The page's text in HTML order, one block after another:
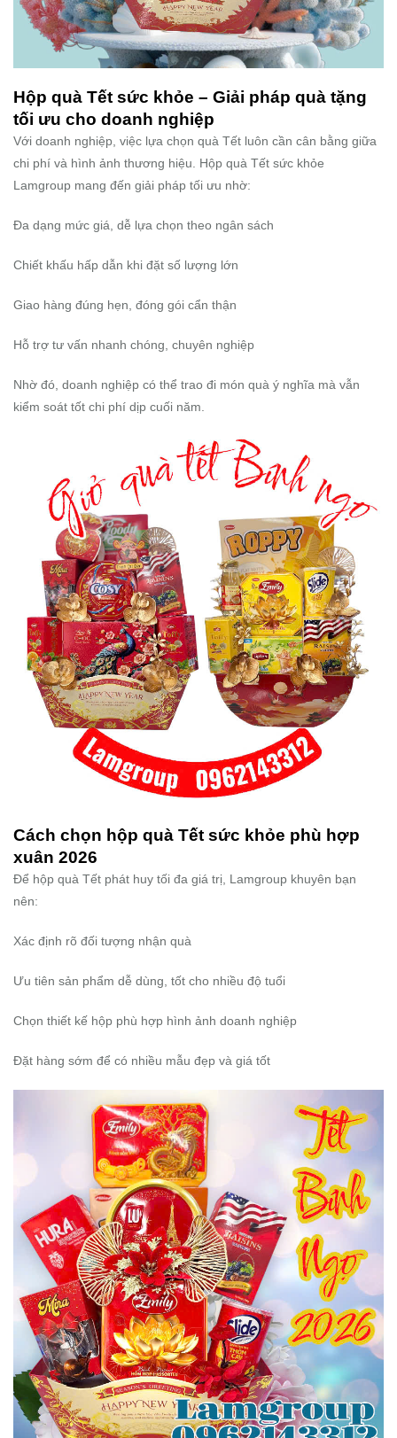
Hộp quà Tết sức khỏe – Giải pháp quà tặng
tối ưu cho doanh nghiệp
Với doanh nghiệp, việc lựa chọn quà Tết luôn cần cân bằng giữa
chi phí và hình ảnh thương hiệu. Hộp quà Tết sức khỏe
Lamgroup mang đến giải pháp tối ưu nhờ:
Đa dạng mức giá, dễ lựa chọn theo ngân sách
Chiết khấu hấp dẫn khi đặt số lượng lớn
Giao hàng đúng hẹn, đóng gói cẩn thận
Hỗ trợ tư vấn nhanh chóng, chuyên nghiệp
Nhờ đó, doanh nghiệp có thể trao đi món quà ý nghĩa mà vẫn
kiểm soát tốt chi phí dịp cuối năm.
Cách chọn hộp quà Tết sức khỏe phù hợp
xuân 2026
Để hộp quà Tết phát huy tối đa giá trị, Lamgroup khuyên bạn
nên:
Xác định rõ đối tượng nhận quà
Ưu tiên sản phẩm dễ dùng, tốt cho nhiều độ tuổi
Chọn thiết kế hộp phù hợp hình ảnh doanh nghiệp
Đặt hàng sớm để có nhiều mẫu đẹp và giá tốt